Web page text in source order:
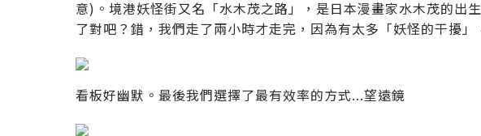
意)。境港妖怪街又名「水木茂之路」，是日本漫畫家水木茂的出
了對吧？錯，我們走了兩小時才走完，因為有太多「妖怪的干擾」
看板好幽默。最後我們選擇了最有效率的方式...望遠鏡